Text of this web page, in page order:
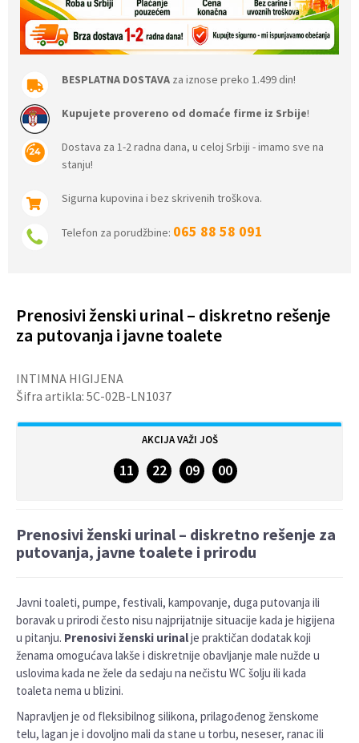
BESPLATNA DOSTAVA za iznose preko 1.499 din!
Kupujete provereno od domaće firme iz Srbije!
Dostava za 1-2 radna dana, u celoj Srbiji - imamo sve na
stanju!
Sigurna kupovina i bez skrivenih troškova.
Telefon za porudžbine: 065 88 58 091
Prenosivi ženski urinal – diskretno rešenje
za putovanja i javne toalete
INTIMNA HIGIJENA
Šifra artikla: 5C-02B-LN1037
AKCIJA VAŽI JOŠ
11 22 09 00
Prenosivi ženski urinal – diskretno rešenje za
putovanja, javne toalete i prirodu
Javni toaleti, pumpe, festivali, kampovanje, duga putovanja ili
boravak u prirodi često nisu najprijatnije situacije kada je higijena
u pitanju. Prenosivi ženski urinalje praktičan dodatak koji
ženama omogućava lakše i diskretnije obavljanje male nužde u
uslovima kada ne žele da sedaju na nečistu WC šolju ili kada
toaleta nema u blizini.
Napravljen je od fleksibilnog silikona, prilagođenog ženskome
telu, lagan je i dovoljno mali da stane u torbu, neseser, ranac ili